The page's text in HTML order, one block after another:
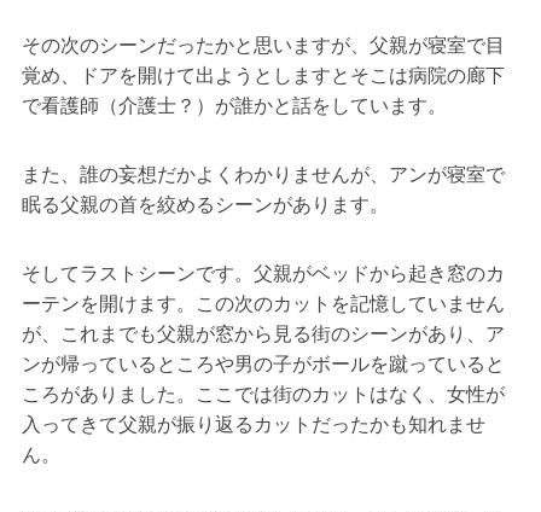
その次のシーンだったかと思いますが、父親が寝室で目
覚め、ドアを開けて出ようとしますとそこは病院の廊下
で看護師（介護士？）が誰かと話をしています。
また、誰の妄想だかよくわかりませんが、アンが寝室で
眠る父親の首を絞めるシーンがあります。
そしてラストシーンです。父親がベッドから起き窓のカ
ーテンを開けます。この次のカットを記憶していません
が、これまでも父親が窓から見る街のシーンがあり、ア
ンが帰っているところや男の子がボールを蹴っていると
ころがありました。ここでは街のカットはなく、女性が
入ってきて父親が振り返るカットだったかも知れませ
ん。